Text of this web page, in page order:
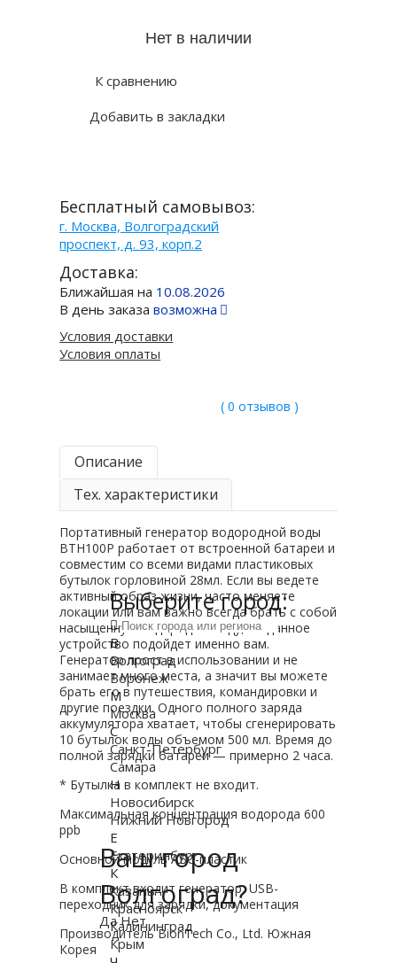
К сравнению
Добавить в закладки
Бесплатный самовывоз:
г. Москва, Волгоградский
проспект, д. 93, корп.2
Доставка:
Ближайшая на 10.08.2026
В день заказавозможна
Условия доставки
Условия оплаты
( 0 отзывов )
Описание
Тех. характеристики
Портативный генератор водородной воды
BTH100P работает от встроенной батареи и
совместим со всеми видами пластиковых
бутылок горловиной 28мл. Если вы ведете
активный образ жизни, часто меняете
локации или вам важно всегда брать с собой
насыщенную водородом воду, то данное
устройство подойдет именно вам.
Генератор прост в использовании и не
занимает много места, а значит вы можете
брать его в путешествия, командировки и
другие поездки. Одного полного заряда
аккумулятора хватает, чтобы сгенерировать
10 бутылок воды объемом 500 мл. Время до
полной зарядки батареи — примерно 2 часа.
* Бутылка в комплект не входит.
Максимальная концентрация водорода 600
ppb
Основной модуль АБС-пластик
В комплект входит генератор, USB-
переходник для зарядки, документация
Производитель BionTech Co., Ltd. Южная
Корея
Ваш город
Волгоград?
Да Нет
Выберите город:
В
Волгоград
Воронеж
М
Москва
С
Санкт-Петербург
Самара
Н
Новосибирск
Нижний Новгород
Е
Екатеринбург
К
Казань
Красноярск
Калининград
Крым